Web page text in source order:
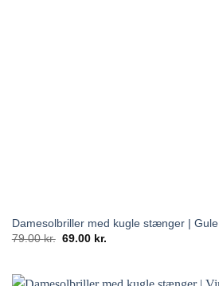
Damesolbriller med kugle stænger | Gule
79.00kr. Den
79.00 kr..
69.00 kr.
69.00 kr..